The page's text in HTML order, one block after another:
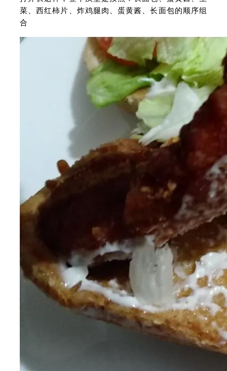
菜、西红柿片、炸鸡腿肉、蛋黄酱、长面包的顺序组
合